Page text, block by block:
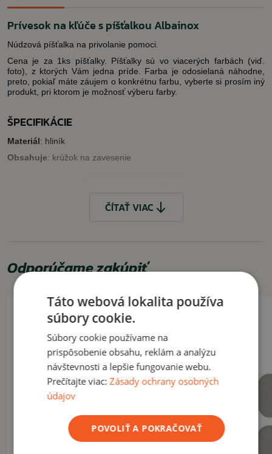
Prívesok na kľúče s píšťalkou Albainox
Núdzová píšťalka na privolanie pomoci.
Cena je za 1ks píšťalky. Píšťalky sú vo viacerých farbách (viď.
foto), z ktorých Vám jedna príde. Farba je odosielaná náhodne,
preto, pokiaľ máte záujem o konkrétnu farbu, vyberte si prosím iný
produkt, pri ktorom je možnosť výberu farby.
ŠPECIFIKÁCIE
Materiál: hliník
Obsahuje: krúžok na zavesenie
ČÍTAŤ MENEJ
ČÍTAŤ VIAC
Odporúčame zakúpiť
Táto webová lokalita používa
súbory cookie.
Súbory cookie používame na
prispôsobenie obsahu, reklám a analýzu
návštevnosti a lepšie fungovanie webu.
Prečítajte viac:Zásady ochrany osobných
údajov
POVOLIŤ A POKRAČOVAŤ